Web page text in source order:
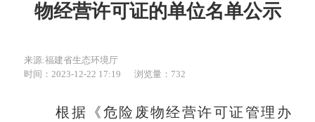
物经营许可证的单位名单公示
来源:福建省生态环境厅
时间：2023-12-22 17:19
浏览量：732
根据《危险废物经营许可证管理办